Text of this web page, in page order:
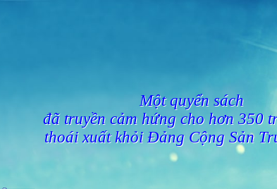
Một quyển sách
đã truyền cảm hứng cho hơn 350
thoái xuất khỏi Đảng Cộng Sản